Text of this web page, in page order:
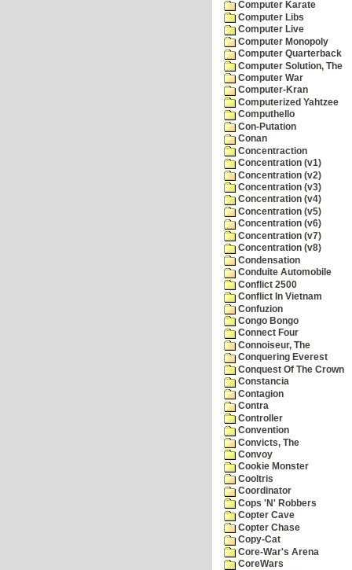
Computer Karate
Computer Libs
Computer Live
Computer Monopoly
Computer Quarterback
Computer Solution, The
Computer War
Computer-Kran
Computerized Yahtzee
Computhello
Con-Putation
Conan
Concentraction
Concentration (v1)
Concentration (v2)
Concentration (v3)
Concentration (v4)
Concentration (v5)
Concentration (v6)
Concentration (v7)
Concentration (v8)
Condensation
Conduite Automobile
Conflict 2500
Conflict In Vietnam
Confuzion
Congo Bongo
Connect Four
Connoiseur, The
Conquering Everest
Conquest Of The Crown
Constancia
Contagion
Contra
Controller
Convention
Convicts, The
Convoy
Cookie Monster
Cooltris
Coordinator
Cops 'N' Robbers
Copter Cave
Copter Chase
Copy-Cat
Core-War's Arena
CoreWars